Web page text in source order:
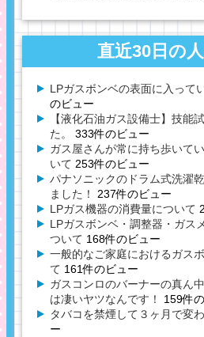
直近30日の
LPガスボンベの表面に入って
のビュー
【液化石油ガス設備士】技能
た。
333件のビュー
ガス屋さんが常に持ち歩いて
いて 253件のビュー
パナソニックのドラム式洗濯
ました！
237件のビュー
LPガス機器の消費量について
LPガスボンベ・調整器・ガス
ついて 168件のビュー
一般的なご家庭におけるガス
て 161件のビュー
ガスコンロのバーナーの真ん
は凄いヤツなんです！
159件
タバコを禁煙して３ヶ月で変わ
ー